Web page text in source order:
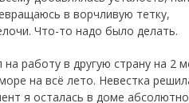
в ворчливую тетку,
Что-то надо было делать.
работу в другую страну на 2
на всё лето. Невестка
я осталась в доме